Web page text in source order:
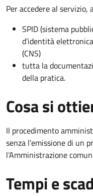
Per accedere al servizio,
SPID (sistema
d’identità
(CNS)
tutta la
della pratica.
Cosa si
Il procedimento
senza l’emissione di un
l’Amministrazione
Tempi e